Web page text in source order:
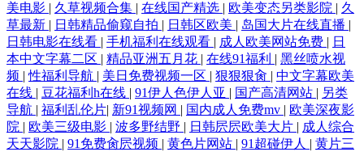
美电影 | 久草视频合集 | 在线国产精选 | 欧美变态另类影院 | 久
草最新 | 日韩精品偷窥自拍 | 日韩区欧美 | 岛国大片在线直播 |
日韩电影在线看 | 手机福利在线观看 | 成人欧美网站免费 | 日
本中文字幕二区 | 精品亚洲五月花 | 在线91福利 | 黑丝喷水视
频 |性福利导航 | 美日免费视频一区 | 狠狠狠肏 | 中文字幕欧美
在线 | 豆花福利h在线 | 91伊人色伊人亚 | 国产高清网站 | 另类
导航 | 福利乱伦片| 新91视频网 | 国内成人免费mv | 欧美深夜影
院 | 欧美三级电影 | 波多野结野 | 日韩屄屄欧美大片 | 成人综合
天天影院 | 91免费肏屄视频 | 黄色片网站 | 91超碰伊人 | 黄片三